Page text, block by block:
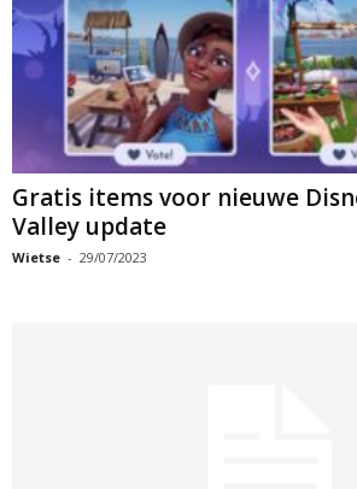
Gratis items voor nieuwe
Valley update
Wietse - 29/07/2023